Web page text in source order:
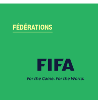
FÉDÉRATIONS